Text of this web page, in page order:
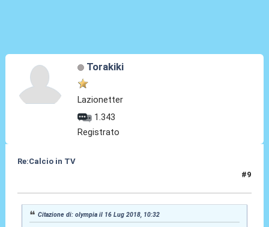
Torakiki
Lazionetter
1.343
Registrato
Re:Calcio in TV
#9
Citazione di: olympia il 16 Lug 2018, 10:32